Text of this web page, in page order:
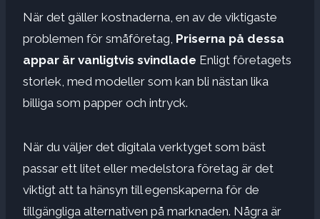
När det gäller kostnaderna, en av de viktigaste
problemen för småföretag, Priserna på dessa
appar är vanligtvis svindlade Enligt företagets
storlek, med modeller som kan bli nästan lika
billiga som papper och intryck.
När du väljer det digitala verktyget som bäst
passar ett litet eller medelstora företag är det
viktigt att ta hänsyn till egenskaperna för de
tillgängliga alternativen på marknaden. Några är